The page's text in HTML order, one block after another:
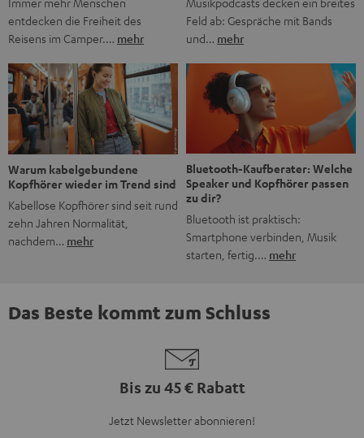
entdecken die Freiheit des
Reisens im Camper.… mehr
Feld ab: Gespräche mit Bands
und… mehr
Warum kabelgebundene
Kopfhörer wieder im Trend sind
Kabellose Kopfhörer sind seit rund
zehn Jahren Normalität,
nachdem… mehr
Bluetooth-Kaufberater: Welche
Speaker und Kopfhörer passen
zu dir?
Bluetooth ist praktisch:
Smartphone verbinden, Musik
starten, fertig.… mehr
Das Beste kommt zum Schluss
Bis zu 45 € Rabatt
Jetzt Newsletter abonnieren!